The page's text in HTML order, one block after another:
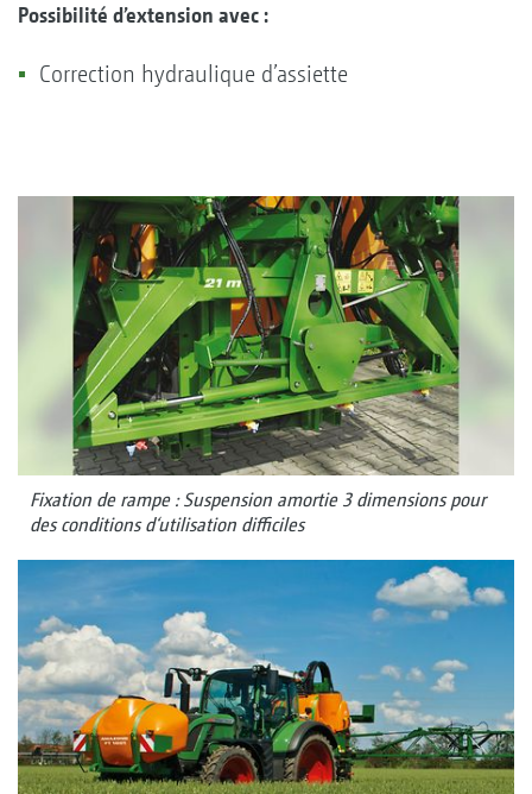
Possibilité d’extension avec :
Correction hydraulique d’assiette
Fixation de rampe : Suspension amortie 3 dimensions pour
des conditions d‘utilisation difficiles